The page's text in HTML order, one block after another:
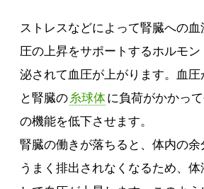
ストレスなどによって腎臓への血
圧の上昇をサポートするホルモン
泌されて血圧が上がります。血圧
と腎臓の 糸球体に負荷がかかっ
の機能を低下させます。
腎臓の働きが落ちると、体内の
うまく排出されなくなるため、